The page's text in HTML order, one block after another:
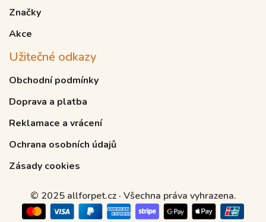
Značky
Akce
Užitečné odkazy
Obchodní podmínky
Doprava a platba
Reklamace a vrácení
Ochrana osobních údajů
Zásady cookies
© 2025 allforpet.cz · Všechna práva vyhrazena.